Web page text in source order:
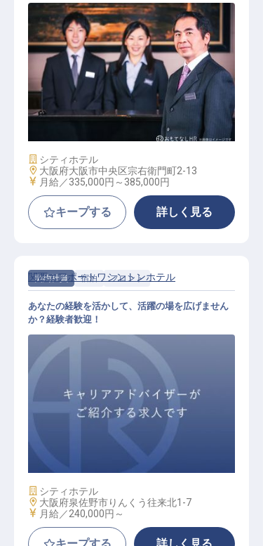
フロントオフィスマネージャー
施設業態
シティホテル
勤務地
大阪府大阪市中央区宗右衛門町2-13
給与
月給／335,000円～ 385,000円
キープする 詳しく見る
契約社員 宿泊 フロント
フロント
関西エアポートワシントンホテル
あなたの経験を活かして、活躍の場を広げません
か？経験者歓迎！
施設業態
シティホテル
勤務地
大阪府泉佐野市りんくう往来北1-7
給与
月給／240,000円～